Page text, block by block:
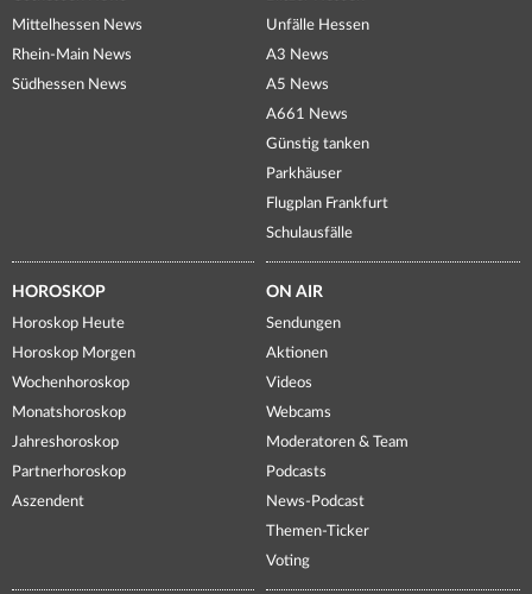
Mittelhessen News
Rhein-Main News
Südhessen News
Unfälle Hessen
A3 News
A5 News
A661 News
Günstig tanken
Parkhäuser
Flugplan Frankfurt
Schulausfälle
HOROSKOP
Horoskop Heute
Horoskop Morgen
Wochenhoroskop
Monatshoroskop
Jahreshoroskop
Partnerhoroskop
Aszendent
ON AIR
Sendungen
Aktionen
Videos
Webcams
Moderatoren & Team
Podcasts
News-Podcast
Themen-Ticker
Voting